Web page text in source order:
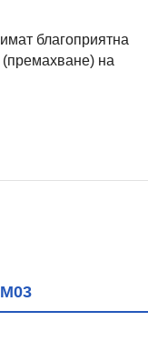
благоприятна
(премахване) на